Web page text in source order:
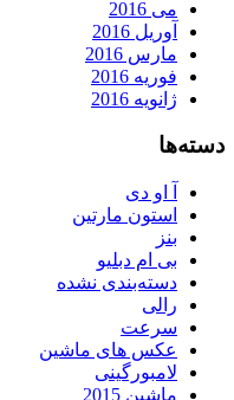
می 2016
آوریل 2016
مارس 2016
فوریه 2016
ژانویه 2016
دسته‌ها
آ او دی
استون مارتین
بنز
بی ام دبلیو
دسته‌بندی نشده
رالی
سرعت
عکس های ماشین
لامبورگینی
ماشین 2015